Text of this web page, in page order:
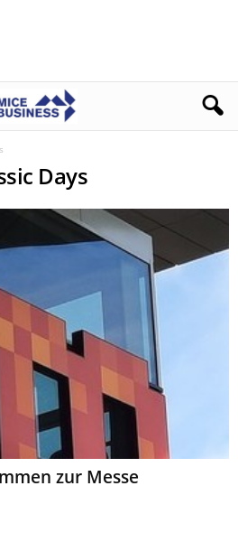
Days
zur Messe